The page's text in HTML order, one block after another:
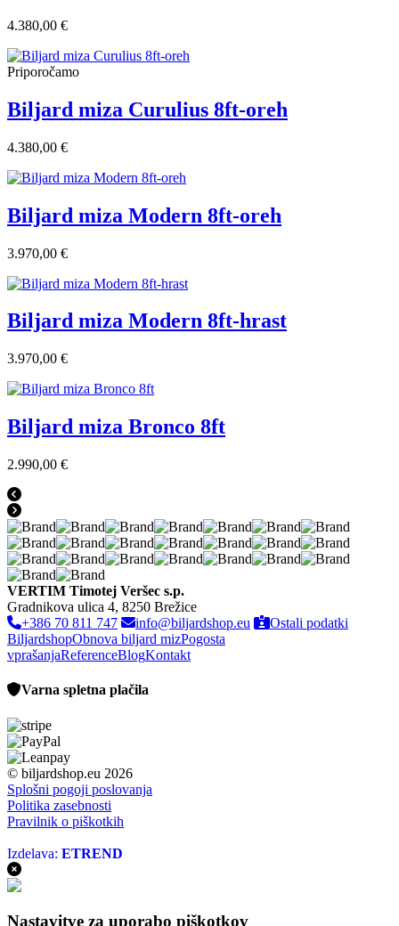
4.380,00 €
Priporočamo
Biljard miza Curulius 8ft-oreh
4.380,00 €
Biljard miza Modern 8ft-oreh
3.970,00 €
Biljard miza Modern 8ft-hrast
3.970,00 €
Biljard miza Bronco 8ft
2.990,00 €
VERTIM Timotej Veršec s.p.
Gradnikova ulica 4, 8250 Brežice
+386 70 811 747
info@biljardshop.eu
Ostali podatki
BiljardshopObnova biljard mizPogosta
vprašanjaReferenceBlogKontakt
Varna spletna plačila
© biljardshop.eu 2026
Splošni pogoji poslovanja
Politika zasebnosti
Pravilnik o piškotkih
Izdelava: ETREND
Nastavitve za uporabo piškotkov